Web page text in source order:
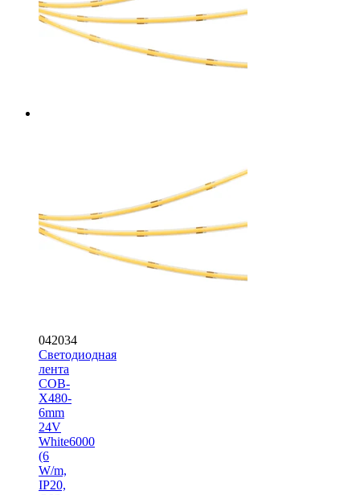
042034
Светодиодная
лента
COB-
X480-
6mm
24V
White6000
(6
W/m,
IP20,